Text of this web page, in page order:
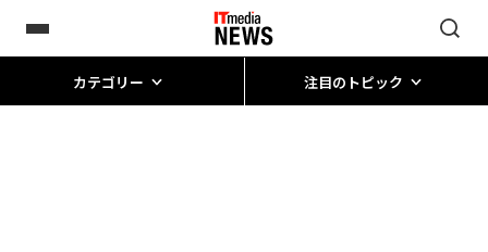
カテゴリー 注目のトピック